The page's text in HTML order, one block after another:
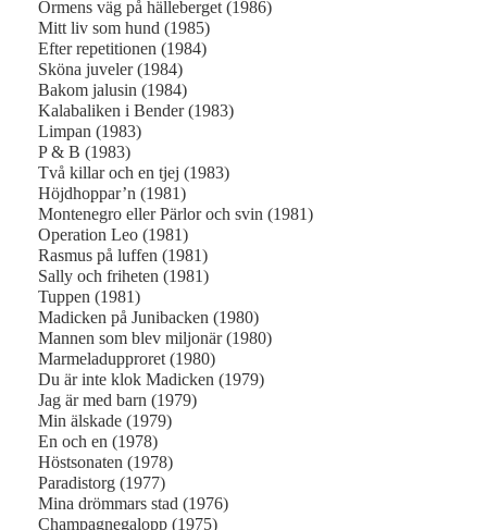
Ormens väg på hälleberget (1986)
Mitt liv som hund (1985)
Efter repetitionen (1984)
Sköna juveler (1984)
Bakom jalusin (1984)
Kalabaliken i Bender (1983)
Limpan (1983)
P & B (1983)
Två killar och en tjej (1983)
Höjdhoppar’n (1981)
Montenegro eller Pärlor och svin (1981)
Operation Leo (1981)
Rasmus på luffen (1981)
Sally och friheten (1981)
Tuppen (1981)
Madicken på Junibacken (1980)
Mannen som blev miljonär (1980)
Marmeladupproret (1980)
Du är inte klok Madicken (1979)
Jag är med barn (1979)
Min älskade (1979)
En och en (1978)
Höstsonaten (1978)
Paradistorg (1977)
Mina drömmars stad (1976)
Champagnegalopp (1975)